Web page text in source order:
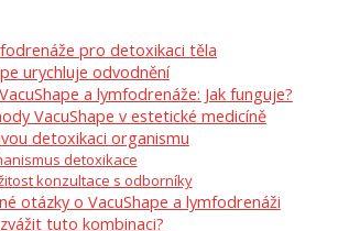
pro detoxikaci těla
urychluje odvodnění
a lymfodrenáže: Jak funguje?
VacuShape v estetické medicíně
detoxikaci organismu
detoxikace
konzultace s odborníky
otázky o VacuShape a lymfodrenáži
tuto kombinaci?